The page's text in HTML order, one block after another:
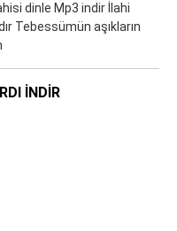
dinle Mp3 indir İlahi
Tebessümün aşıkların
İNDIR